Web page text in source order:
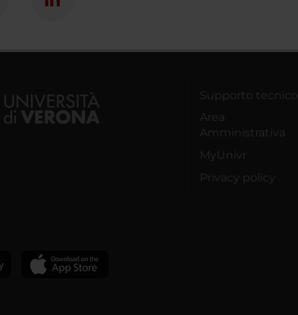
Supporto tecnico
Area
Amministrativa
MyUnivr
Privacy policy